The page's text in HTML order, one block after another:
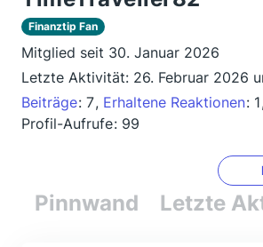
Finanztip Fan
Mitglied seit 30. Januar 2026
Letzte Aktivität: 26. Februar 2026
Beiträge 7 Erhaltene Reaktionen 1
Profil-Aufrufe 99
Pinnwand Letzte